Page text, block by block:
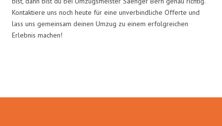
Kontaktiere uns noch heute für eine unverbindliche Offerte und
lass uns gemeinsam deinen Umzug zu einem erfolgreichen
Erlebnis machen!